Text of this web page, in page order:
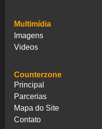
Multimídia
Imagens
Videos
Counterzone
Principal
Parcerias
Mapa do Site
Contato